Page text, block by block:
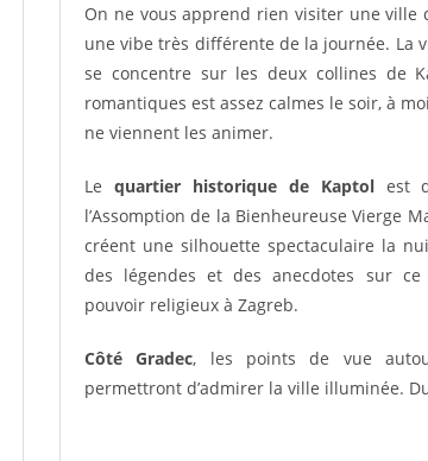
On ne vous apprend rien visiter une
une vibe très différente de la journée. La
se concentre sur les deux collines de
romantiques est assez calmes le soir, à
ne viennent les animer.
Le quartier historique de Kaptolest
l’Assomption de la Bienheureuse Vierge
créent une silhouette spectaculaire la
des légendes et des anecdotes sur
pouvoir religieux à Zagreb.
Côté Gradec, les points de vue
permettront d’admirer la ville illuminée.